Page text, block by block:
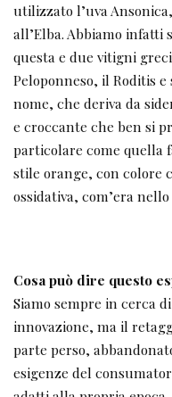
utilizzato l’uva
all’Elba. Abbiamo
questa e due vitigni
Peloponneso, il Roditis
nome, che deriva da
e croccante che ben si
particolare come quella
stile orange, con colore
ossidativa, com’era
Cosa può dire questo
Siamo sempre in cerca
innovazione, ma il
parte perso,
esigenze del